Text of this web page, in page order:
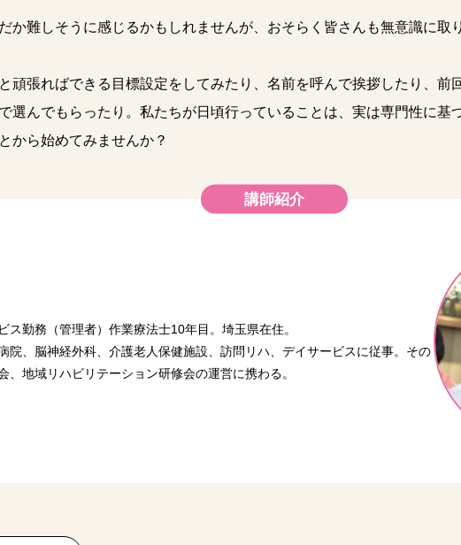
か難しそうに感じるかもしれませんが、おそらく皆さんも無意識に取
頑張ればできる目標設定をしてみたり、名前を呼んで挨拶したり、前
選んでもらったり。私たちが日頃行っていることは、実は専門性に基
から始めてみませんか？
講師紹介
ス勤務（管理者）作業療法士10年目。埼玉県在住。
院、脳神経外科、介護老人保健施設、訪問リハ、デイサービスに従事。その
、地域リハビリテーション研修会の運営に携わる。